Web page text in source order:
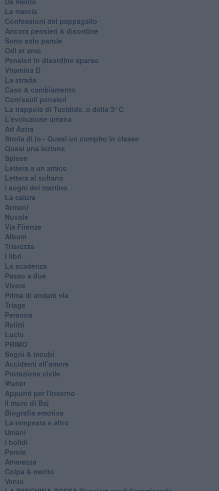
La marcia
Confessioni del pappagallo
Ancora pensieri & disordine
Sono solo parole
Odi et amo
Pensieri in disordine sparso
Vitamina D
La strada
Caso & cambiamento
Com'esuli pensieri
La trappola di Tucidide, o della 3ª C
L'evoluzione umana
Ad Astra
Storia di io - Quasi un compito in classe
Quasi una lezione
Spleen
Lettera a un amico
Lettera al sultano
I sogni del mattino
La calura
Armani
Nuvole
Via Firenze
Album
Tristezza
I libri
La scadenza
Passo a due
Vivere
Prima di andare via
Triage
Persona
Relitti
Lucio
PRIMO
Sogni & incubi
Accidenti all’amore
Protezione civile
Walter
Appunti per l'inverno
Il muro di Baj
Biografia emotiva
La tempesta e altro
Umani
I bolidi
Parole
Amarezza
Colpa & merito
Vento